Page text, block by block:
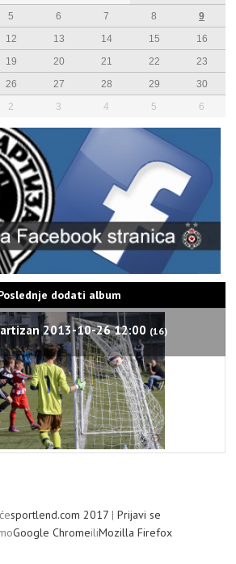
5 6 7 8
9
12 13 14 15
16
19 20 21 22
23
26 27 28 29
30
2 3 4 5 6
dodati album
2013-10-26 12:00 (16)
sportlend.com 2017| Prijavi se
Google ChromeiliMozilla Firefox